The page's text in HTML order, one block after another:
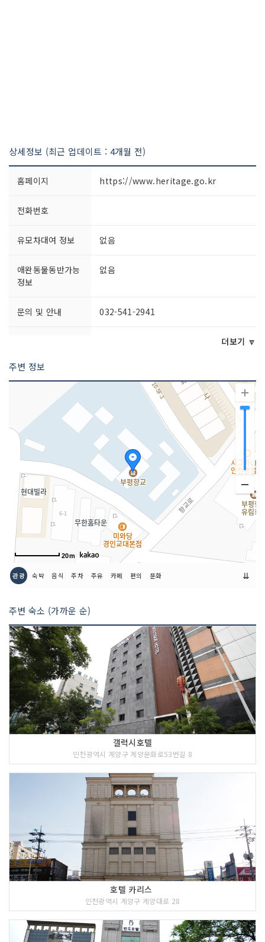
상세정보 (최근 업데이트 : 4개월 전)
홈페이지 https://www.heritage.go.kr
전화번호
유모차대여 정보 없음
애완동물동반가능
정보
없음
문의 및 안내 032-541-2941
쉬는날
09:00~18:00
더보기 🔽
주변 정보
20m
관광 숙박 음식 주차 주유 카페 편의 문화 ⇊
주변 숙소 (가까운 순)
갤럭시호텔
인천광역시 계양구 계양문화로53번길 8
호텔 카리스
인천광역시 계양구 계양대로 28